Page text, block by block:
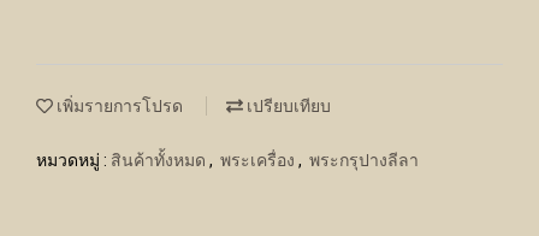
เพิ่มรายการโปรด เปรียบเทียบ
หมวดหมู่ : สินค้าทั้งหมด , พระเครื่อง , พระกรุปางลีลา